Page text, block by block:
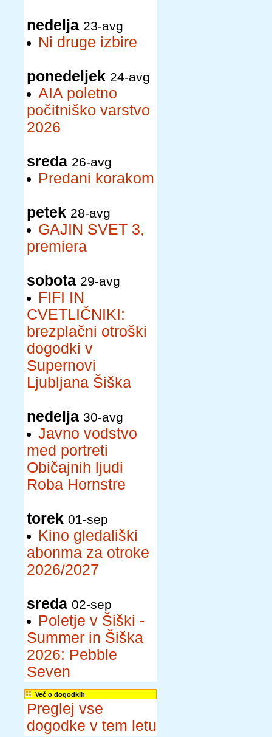
nedelja 23-avg
Ni druge izbire
ponedeljek 24-avg
AIA poletno
počitniško varstvo
2026
sreda 26-avg
Predani korakom
petek 28-avg
GAJIN SVET 3,
premiera
sobota 29-avg
FIFI IN
CVETLIČNIKI:
brezplačni otroški
dogodki v
Supernovi
Ljubljana Šiška
nedelja 30-avg
Javno vodstvo
med portreti
Običajnih ljudi
Roba Hornstre
torek 01-sep
Kino gledališki
abonma za otroke
2026/2027
sreda 02-sep
Poletje v Šiški -
Summer in Šiška
2026: Pebble
Seven
Več o dogodkih
Preglej vse
dogodke v tem letu